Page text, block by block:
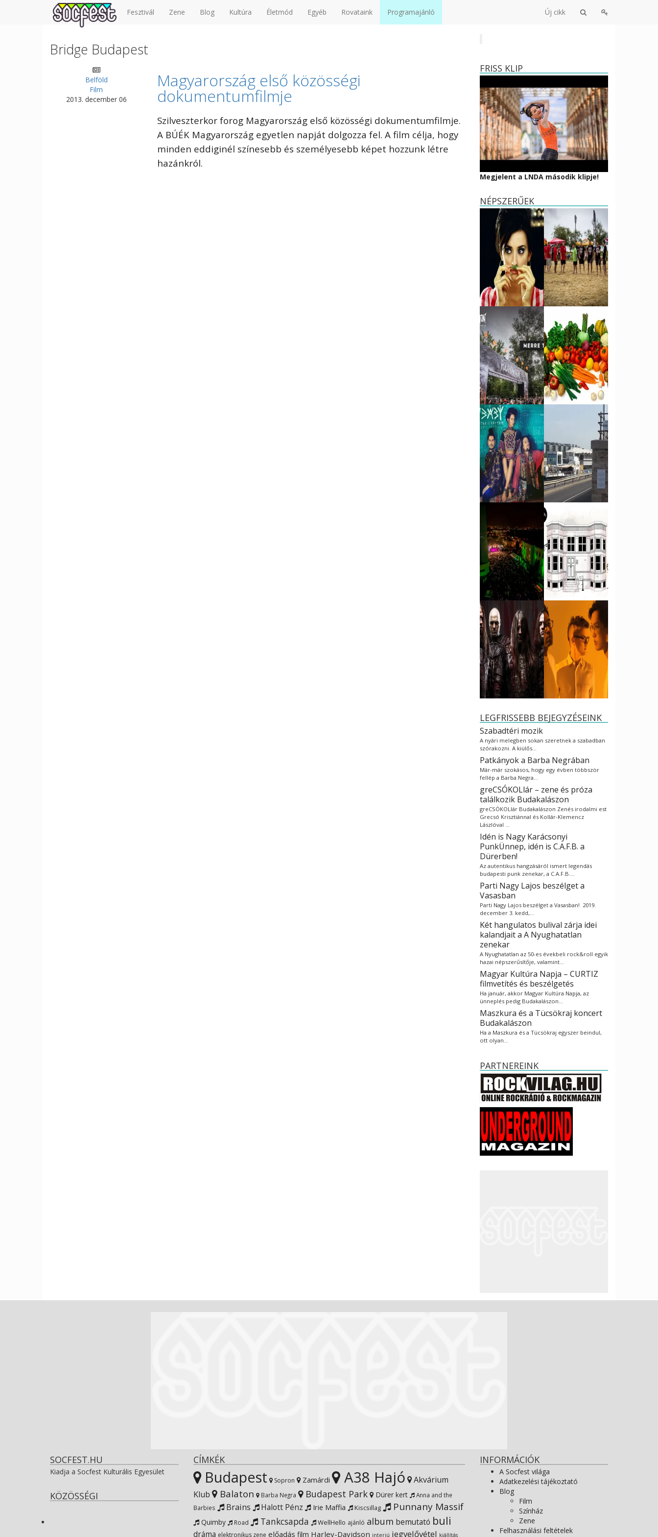
Fesztivál Zene Blog Kultúra Életmód Egyéb Rovataink Programajánló Új cikk
Bridge Budapest
Belföld
Film
2013. december 06
Magyarország első közösségi
dokumentumfilmje
Szilveszterkor forog Magyarország első közösségi dokumentumfilmje.
A BÚÉK Magyarország egyetlen napját dolgozza fel. A film célja, hogy
minden eddiginél színesebb és személyesebb képet hozzunk létre
hazánkról.
FRISS KLIP
Megjelent a LNDA második klipje!
NÉPSZERŰEK
LEGFRISSEBB BEJEGYZÉSEINK
Szabadtéri mozik
A nyári melegben sokan szeretnek a szabadban
szórakozni. A kiülős…
Patkányok a Barba Negrában
Már-már szokásos, hogy egy évben többször
fellép a Barba Negra…
greCSÓKOLlár – zene és próza
találkozik Budakalászon
greCSÓKOLlár Budakalászon Zenés irodalmi est
Grecsó Krisztiánnal és Kollár-Klemencz
Lászlóval …
Idén is Nagy Karácsonyi
PunkÜnnep, idén is C.A.F.B. a
Dürerben!
Az autentikus hangzásáról ismert legendás
budapesti punk zenekar, a C.A.F.B.…
Parti Nagy Lajos beszélget a
Vasasban
Parti Nagy Lajos beszélget a Vasasban! 2019.
december 3. kedd,…
Két hangulatos bulival zárja idei
kalandjait a A Nyughatatlan
zenekar
A Nyughatatlan az 50-es évekbeli rock&roll egyik
hazai népszerűsítője, valamint…
Magyar Kultúra Napja – CURTIZ
filmvetítés és beszélgetés
Ha január, akkor Magyar Kultúra Napja, az
ünneplés pedig Budakalászon…
Maszkura és a Tücsökraj koncert
Budakalászon
Ha a Maszkura és a Tücsökraj egyszer beindul,
ott olyan…
PARTNEREINK
SOCFEST.HU
Kiadja a Socfest Kulturális Egyesület
KÖZÖSSÉGI
CÍMKÉK
Budapest Sopron Zamárdi A38 Hajó
Akvárium
Klub
Balaton Barba Negra Budapest Park Dürer kert
Anna and the
Barbies
Brains Halott Pénz Irie Maffia Kiscsillag Punnany Massif
Quimby Road Tankcsapda WellHello ajánló album bemutató buli
dráma elektronikus zene előadás film Harley-Davidson interjú jegyelővétel kiállítás
INFORMÁCIÓK
A Socfest világa
Adatkezelési tájékoztató
Blog
Film
Színház
Zene
Felhasználási feltételek